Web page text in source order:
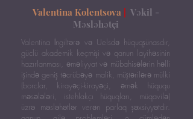
Valentina Kolentsova
Vəkil -
Məsləhətçi
Valentina İngiltərə və Uelsdə hüquqşünasdır,
güclü akademik keçmişi və qanun layihəsinin
hazırlanması, əməliyyat və mübahisələrin həlli
işində geniş təcrübəyə malik, müştərilərə mülki
(borclar, kirayəçi-kirayəçi, əmək hüququ
məsələləri, istehlakçı hüquqları, müqavilə)
üzrə məsləhətlər verən parlaq şəxsiyyətdir.